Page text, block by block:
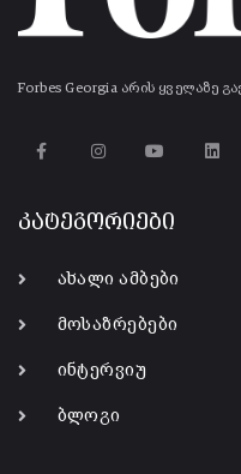
Forbes Georgia არის ყველაზე
კატეგორიები
ახალი ამბები
მოსაზრებები
ინტერვიუ
ბლოგი